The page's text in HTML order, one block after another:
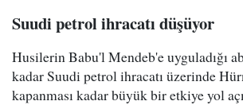
Suudi petrol ihracatı düşüyor
Husilerin Babu'l Mendeb'e uyguladığı
kadar Suudi petrol ihracatı üzerinde
kapanması kadar büyük bir etkiye yol